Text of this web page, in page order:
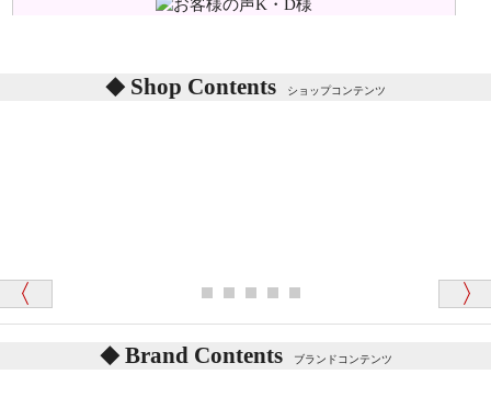
詳しくはこちらをご覧ください。
体をねかせたりおこしたりすると「グーグー」と鳴く
記載しておりますので、ぜひ探してみてください。
東京都 M・K 様 （女性）
「対応はどちらも丁寧でした。値段と他の融通
「商品説明が細やかで丁寧であったことです」
Shop Contents ショップコンテンツ
Brand Contents ブランドコンテンツ